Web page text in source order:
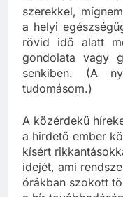
natív doktor
szerekkel,
a helyi
rövid idő alatt
gondolata vagy
senkiben. (A
A közérdekű
a hirdető ember
kísért
idejét, ami